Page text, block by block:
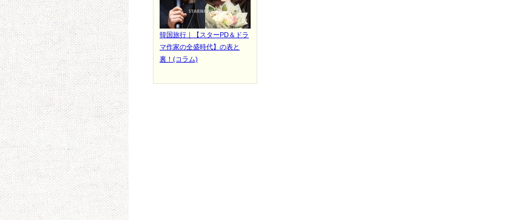
韓国旅行｜【スターPD＆ドラ
マ作家の全盛時代】の表と
裏！(コラム)